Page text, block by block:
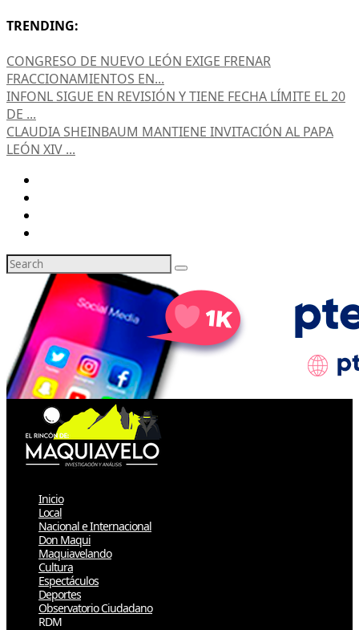
TRENDING:
CONGRESO DE NUEVO LEÓN EXIGE FRENAR
FRACCIONAMIENTOS EN...
INFONL SIGUE EN REVISIÓN Y TIENE FECHA LÍMITE EL 20
DE ...
CLAUDIA SHEINBAUM MANTIENE INVITACIÓN AL PAPA
LEÓN XIV ...
Inicio
Local
Nacional e Internacional
Don Maqui
Maquiavelando
Cultura
Espectáculos
Deportes
Observatorio Ciudadano
RDM